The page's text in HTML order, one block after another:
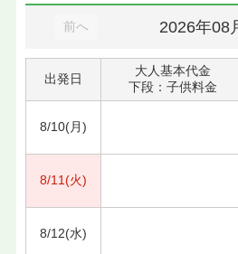
前へ 2026年08
出発日
大人基本代金
下段：子供料金
8/10(月)
8/11(火)
8/12(水)